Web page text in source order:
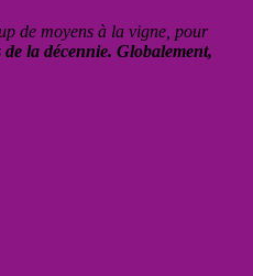
de moyens à la vigne, pour
la décennie. Globalement,